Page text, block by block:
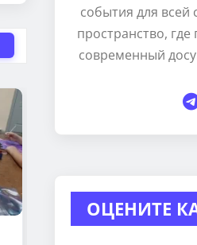
события для всей
пространство,
современный
ОЦЕНИТЕ